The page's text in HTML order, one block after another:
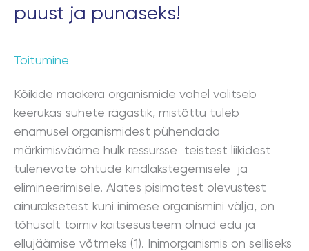
puust ja punaseks!
Toitumine
Kõikide maakera organismide vahel valitseb
keerukas suhete rägastik, mistõttu tuleb
enamusel organismidest pühendada
märkimisväärne hulk ressursse teistest liikidest
tulenevate ohtude kindlakstegemisele ja
elimineerimisele. Alates pisimatest olevustest
ainuraksetest kuni inimese organismini välja, on
tõhusalt toimiv kaitsesüsteem olnud edu ja
ellujäämise võtmeks (1). Inimorganismis on selliseks